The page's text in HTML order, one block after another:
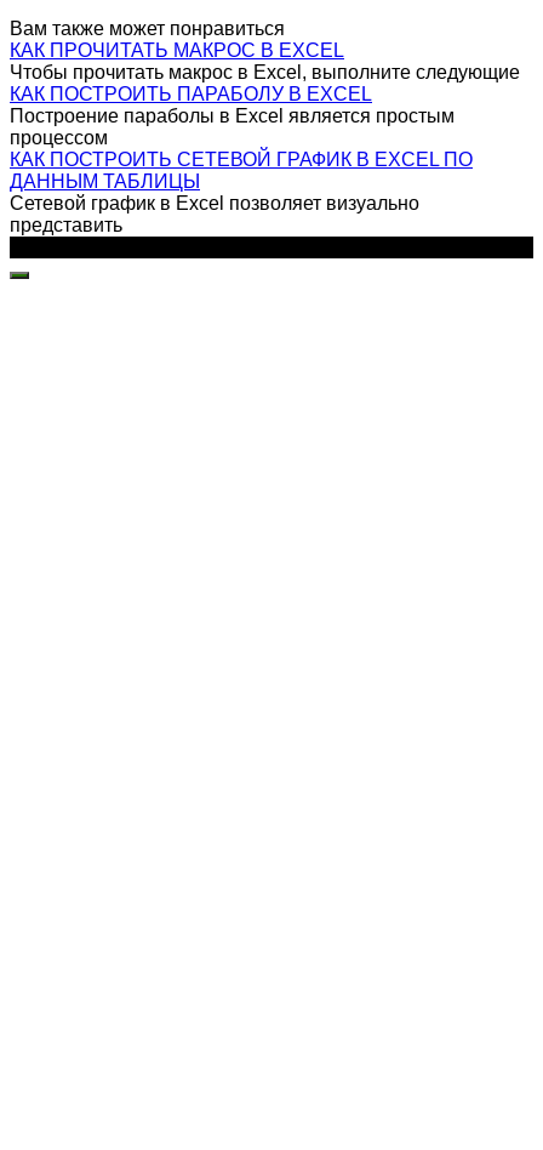
Вам также может понравиться
КАК ПРОЧИТАТЬ МАКРОС В EXCEL
Чтобы прочитать макрос в Excel, выполните следующие
КАК ПОСТРОИТЬ ПАРАБОЛУ В EXCEL
Построение параболы в Excel является простым
процессом
КАК ПОСТРОИТЬ СЕТЕВОЙ ГРАФИК В EXCEL ПО
ДАННЫМ ТАБЛИЦЫ
Сетевой график в Excel позволяет визуально
представить